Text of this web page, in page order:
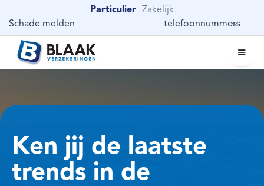
Particulier
Zakelijk
Schade melden
telefoonnummers
Ken jij de laatste
trends in de